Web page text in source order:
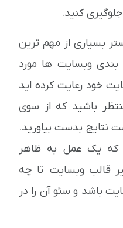
کنید.
بسیاری از مهم ترین
بندی وبسایت ها مورد
خود رعایت کرده اید
باشید که از سوی
نتایج بدست بیاورید.
که یک عمل به ظاهر
قالب وبسایت تا چه
باشد و سئو آن را در